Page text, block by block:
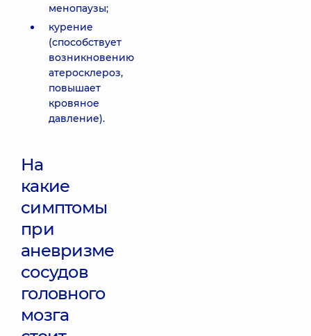
менопаузы;
курение
(способствует
возникновению
атеросклероз,
повышает
кровяное
давление).
На
какие
симптомы
при
аневризме
сосудов
головного
мозга